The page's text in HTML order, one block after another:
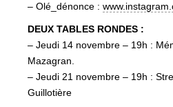
– Olé_dénonce :
DEUX TABLES RONDES :
– Jeudi 14 novembre – 19h :
Mazagran.
– Jeudi 21 novembre – 19h :
Guillotière